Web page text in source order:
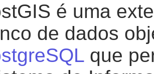
é uma
de dados
que